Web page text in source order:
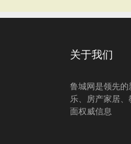
关于我们
鲁城网是领先
乐、房产家居
面权威信息